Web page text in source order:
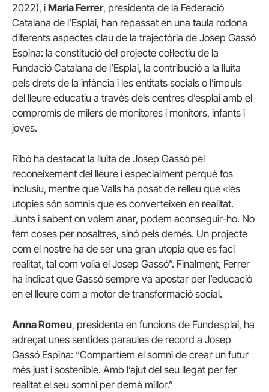
2022), i Maria Ferrer, presidenta de la Federació
Catalana de l’Esplai, han repassat en una taula rodona
diferents aspectes clau de la trajectòria de Josep Gassó
Espina: la constitució del projecte col·lectiu de la
Fundació Catalana de l’Esplai, la contribució a la lluita
pels drets de la infància i les entitats socials o l’impuls
del lleure educatiu a través dels centres d’esplai amb el
compromís de milers de monitores i monitors, infants i
joves.
Ribó ha destacat la lluita de Josep Gassó pel
reconeixement del lleure i especialment perquè fos
inclusiu, mentre que Valls ha posat de relleu que «les
utopies són somnis que es converteixen en realitat.
Junts i sabent on volem anar, podem aconseguir-ho. No
fem coses per nosaltres, sinó pels demés. Un projecte
com el nostre ha de ser una gran utopia que es faci
realitat, tal com volia el Josep Gassó”. Finalment, Ferrer
ha indicat que Gassó sempre va apostar per l’educació
en el lleure com a motor de transformació social.
Anna Romeu, presidenta en funcions de Fundesplai, ha
adreçat unes sentides paraules de record a Josep
Gassó Espina: “Compartíem el somni de crear un futur
més just i sostenible. Amb l’ajut del seu llegat per fer
realitat el seu somni per demà millor.”